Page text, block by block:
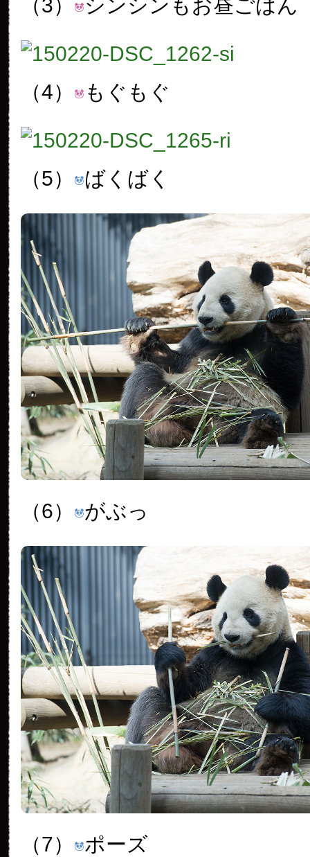
（3） シンシンもお昼ごはん
（4） もぐもぐ
（5） ばくばく
（6） がぶっ
（7） ポーズ